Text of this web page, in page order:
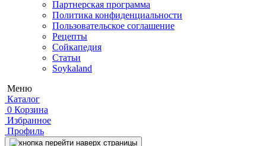
Партнерская программа
Политика конфиденциальности
Пользовательское соглашение
Рецепты
Сойкапедия
Статьи
Soykaland
Меню
Каталог
0 Корзина
Избранное
Профиль